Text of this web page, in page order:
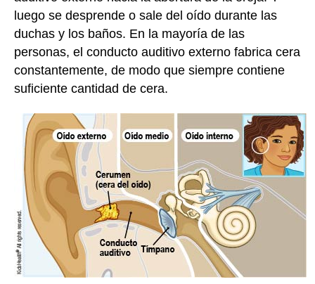
luego se desprende o sale del oído durante las
duchas y los baños. En la mayoría de las
personas, el conducto auditivo externo fabrica cera
constantemente, de modo que siempre contiene
suficiente cantidad de cera.